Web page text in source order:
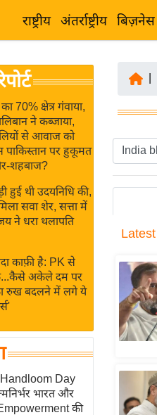
राष्ट्रीय अंतर्राष्ट्रीय बिज़नेस
70% क्षेत्र गंवाया,
ने कब्जाया,
से आवाज को
पाकिस्तान पर हुकूमत
शहबाज?
हुई थी उदयनिधि की,
सवा शेर, सत्ता में
ने धरा थलापति
काफ़ी है: PK से
अकेले दम पर
रुख बदलने में लगे ये
Day
भारत और
की
Latest